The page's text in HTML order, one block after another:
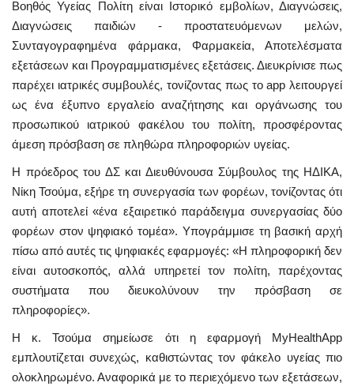
Βοηθός Υγείας Πολίτη είναι Ιστορικό εμβολίων, Διαγνώσεις,
Διαγνώσεις παιδιών - προστατευόμενων μελών,
Συνταγογραφημένα φάρμακα, Φαρμακεία, Αποτελέσματα
εξετάσεων και Προγραμματισμένες εξετάσεις. Διευκρίνισε πως
παρέχει ιατρικές συμβουλές, τονίζοντας πως το app λειτουργεί
ως ένα έξυπνο εργαλείο αναζήτησης και οργάνωσης του
προσωπικού ιατρικού φακέλου του πολίτη, προσφέροντας
άμεση πρόσβαση σε πληθώρα πληροφοριών υγείας.
Η πρόεδρος του ΔΣ και Διευθύνουσα Σύμβουλος της ΗΔΙΚΑ,
Νίκη Τσούμα, εξήρε τη συνεργασία των φορέων, τονίζοντας ότι
αυτή αποτελεί «ένα εξαιρετικό παράδειγμα συνεργασίας δύο
φορέων στον ψηφιακό τομέα». Υπογράμμισε τη βασική αρχή
πίσω από αυτές τις ψηφιακές εφαρμογές: «Η πληροφορική δεν
είναι αυτοσκοπός, αλλά υπηρετεί τον πολίτη, παρέχοντας
συστήματα που διευκολύνουν την πρόσβαση σε
πληροφορίες».
Η κ. Τσούμα σημείωσε ότι η εφαρμογή MyHealthApp
εμπλουτίζεται συνεχώς, καθιστώντας τον φάκελο υγείας πιο
ολοκληρωμένο. Αναφορικά με το περιεχόμενο των εξετάσεων,